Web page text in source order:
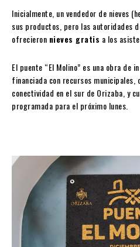
Inicialmente, un vendedor de nieves
sus productos, pero las autoridades
ofrecieron nieves gratis a los
El puente “El Molino” es una obra
financiada con recursos municipales,
conectividad en el sur de Orizaba, y
programada para el próximo lunes.